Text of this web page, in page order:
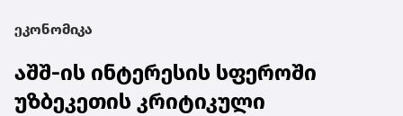
ეკონომიკა
აშშ-ის ინტერესის სფეროში
უზბეკეთის კრიტიკული